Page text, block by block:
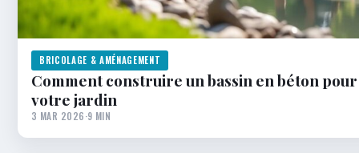
BRICOLAGE & AMÉNAGEMENT
Comment construire un bassin en béton
votre jardin
3 MAR 2026·9 MIN